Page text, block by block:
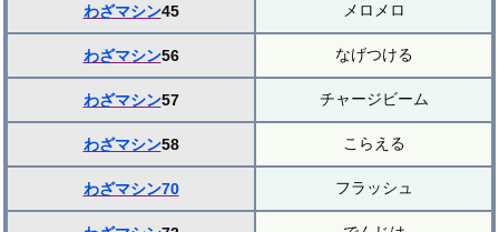
わざマシン45 メロメロ
わざマシン56 なげつける
わざマシン57 チャージビーム
わざマシン58 こらえる
わざマシン70 フラッシュ